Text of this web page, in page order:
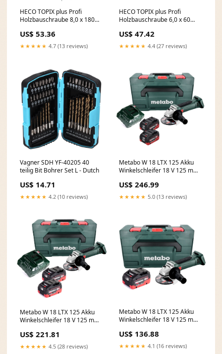
HECO TOPIX plus Profi
Holzbauschraube 8,0 x 180
Teilgewinde Holzschraube,
Tellerkopf, T-Drive, verzinkt
blau, A3K Rep - SE
US$ 53.36
★★★★★ 4.7 (13 reviews)
HECO TOPIX plus Profi
Holzbauschraube 6,0 x 60
Vollgewinde Holzschraube,
Tellerkopf, T-Drive, verzinkt
blau, A3K P - KESKO
US$ 47.42
★★★★★ 4.4 (27 reviews)
Vagner SDH YF-40205 40
teilig Bit Bohrer Set L - Dutch
US$ 14.71
★★★★★ 4.2 (10 reviews)
Metabo W 18 LTX 125 Akku
Winkelschleifer 18 V 125 mm
+ metaBOX ebayFR
US$ 246.99
★★★★★ 5.0 (13 reviews)
Metabo W 18 LTX 125 Akku
Winkelschleifer 18 V 125 mm
+ metaBOX T - Platon
US$ 221.81
★★★★★ 4.5 (28 reviews)
Metabo W 18 LTX 125 Akku
Winkelschleifer 18 V 125 mm
ohne Ladegerät C - MULTI-
OFFER
US$ 136.88
★★★★★ 4.1 (16 reviews)